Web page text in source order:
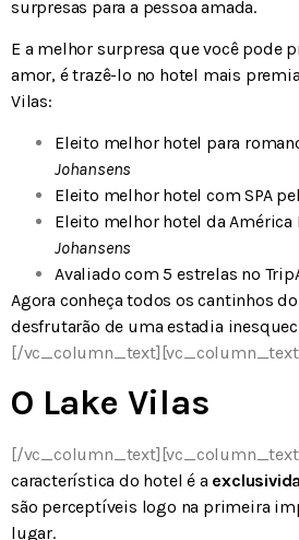
surpresas para a pessoa amada.
E a melhor surpresa que você pode
amor, é trazê-lo no hotel mais
Vilas:
Eleito melhor hotel para
Johansens
Eleito melhor hotel com SPA
Eleito melhor hotel da América
Johansens
Avaliado com 5 estrelas no
Agora conheça todos os cantinhos
desfrutarão de uma estadia
[/
O Lake Vilas
[/
característica do hotel é a
são perceptíveis logo na primeira
lugar.